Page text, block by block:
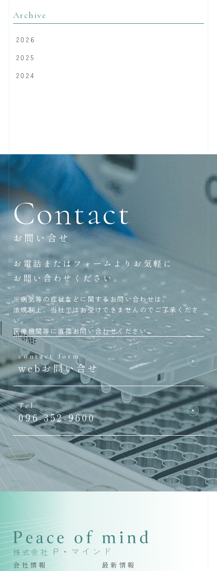
Archive
2026
2025
2024
Contact
お問い合せ
お電話またはフォームよりお気軽に
お問い合わせください。
※病気等の症状などに関するお問い合わせは、
法規制上、当社ではお受けできませんのでご了承くださ
い。
医療機関等に直接お問い合わせください。
contact form
webお問い合せ
Tel
096-352-9600
株式会社 P・マインド
会社情報
最新情報